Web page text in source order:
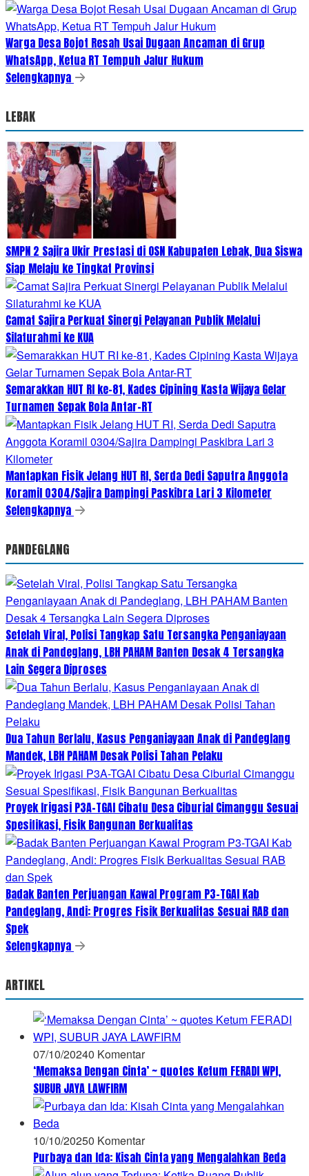
Warga Desa Bojot Resah Usai Dugaan Ancaman di Grup
WhatsApp, Ketua RT Tempuh Jalur Hukum
Selengkapnya
LEBAK
SMPN 2 Sajira Ukir Prestasi di OSN Kabupaten Lebak, Dua Siswa
Siap Melaju ke Tingkat Provinsi
Camat Sajira Perkuat Sinergi Pelayanan Publik Melalui
Silaturahmi ke KUA
Semarakkan HUT RI ke-81, Kades Cipining Kasta Wijaya Gelar
Turnamen Sepak Bola Antar-RT
Mantapkan Fisik Jelang HUT RI, Serda Dedi Saputra Anggota
Koramil 0304/Sajira Dampingi Paskibra Lari 3 Kilometer
Selengkapnya
PANDEGLANG
Setelah Viral, Polisi Tangkap Satu Tersangka Penganiayaan
Anak di Pandeglang, LBH PAHAM Banten Desak 4 Tersangka
Lain Segera Diproses
Dua Tahun Berlalu, Kasus Penganiayaan Anak di Pandeglang
Mandek, LBH PAHAM Desak Polisi Tahan Pelaku
Proyek Irigasi P3A-TGAI Cibatu Desa Ciburial Cimanggu Sesuai
Spesifikasi, Fisik Bangunan Berkualitas
Badak Banten Perjuangan Kawal Program P3-TGAI Kab
Pandeglang, Andi: Progres Fisik Berkualitas Sesuai RAB dan
Spek
Selengkapnya
ARTIKEL
07/10/20240 Komentar
‘Memaksa Dengan Cinta’ ~ quotes Ketum FERADI WPI,
SUBUR JAYA LAWFIRM
10/10/20250 Komentar
Purbaya dan Ida: Kisah Cinta yang Mengalahkan Beda